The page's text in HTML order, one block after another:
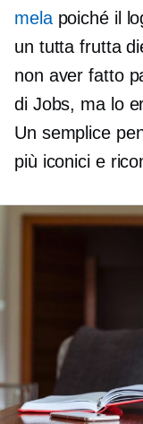
melapoiché il
un tutta frutta
non aver fatto
di Jobs, ma lo
Un semplice
più iconici e